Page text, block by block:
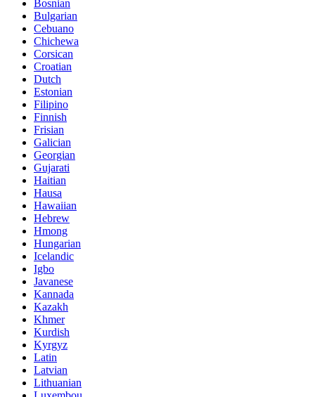
Bosnian
Bulgarian
Cebuano
Chichewa
Corsican
Croatian
Dutch
Estonian
Filipino
Finnish
Frisian
Galician
Georgian
Gujarati
Haitian
Hausa
Hawaiian
Hebrew
Hmong
Hungarian
Icelandic
Igbo
Javanese
Kannada
Kazakh
Khmer
Kurdish
Kyrgyz
Latin
Latvian
Lithuanian